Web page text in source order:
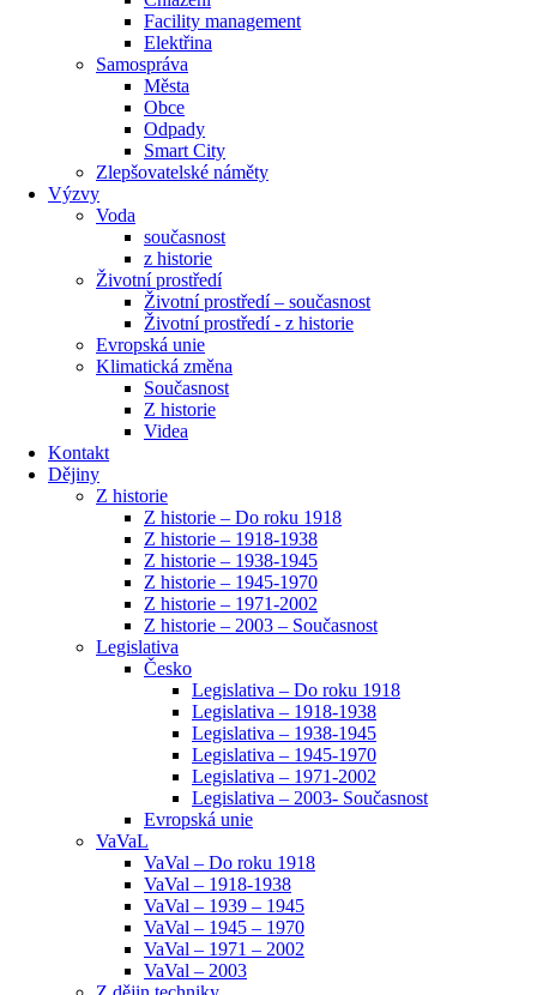
Facility management
Elektřina
Samospráva
Města
Obce
Odpady
Smart City
Zlepšovatelské náměty
Výzvy
Voda
současnost
z historie
Životní prostředí
Životní prostředí – současnost
Životní prostředí ​- z historie
Evropská unie
Klimatická změna
Současnost
Z historie
Videa
Kontakt
Dějiny
Z historie
Z historie – Do roku 1918
Z historie – 1918-1938
Z historie – 1938-1945
Z historie – 1945-1970
Z historie – 1971-2002
Z historie – 2003 – Současnost
Legislativa
Česko
Legislativa – Do roku 1918
Legislativa – 1918-1938
Legislativa – 1938-1945
Legislativa – 1945-1970
Legislativa – 1971-2002
Legislativa – 2003- Současnost
Evropská unie
VaVaL
VaVal – Do roku 1918
VaVal – 1918-1938
VaVal – 1939 – 1945
VaVal – 1945 – 1970
VaVal – 1971 – 2002
VaVal – 2003